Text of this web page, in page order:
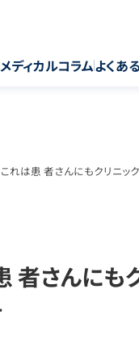
メディカルコラムよくあ
れは患 者さんにもクリニッ
者さんにも